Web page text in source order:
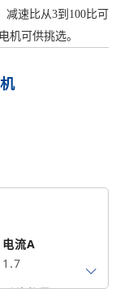
速比从3到100比可
机可供挑选。
电流A
1.7
引线数量